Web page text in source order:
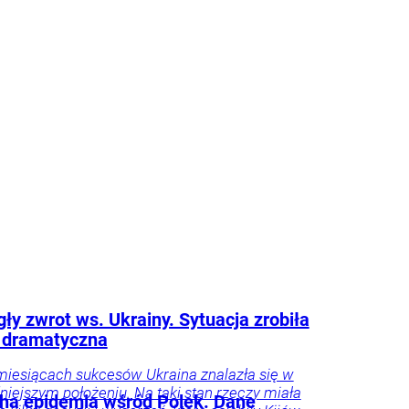
zwrot ws. Ukrainy. Sytuacja zrobiła
sukcesów Ukraina znalazła się w
położeniu. Na taki stan rzeczy miała
epidemia wśród Polek. Dane